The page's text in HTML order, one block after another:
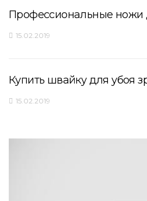
Профессиональные ножи
15.02.2019
Купить швайку для убоя
15.02.2019